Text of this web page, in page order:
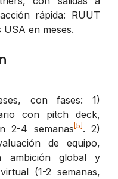
rápida: RUUT
en meses.
con fases: 1)
con pitch deck,
2-4 semanas [5] . 2)
de equipo,
ambición global y
(1-2 semanas,